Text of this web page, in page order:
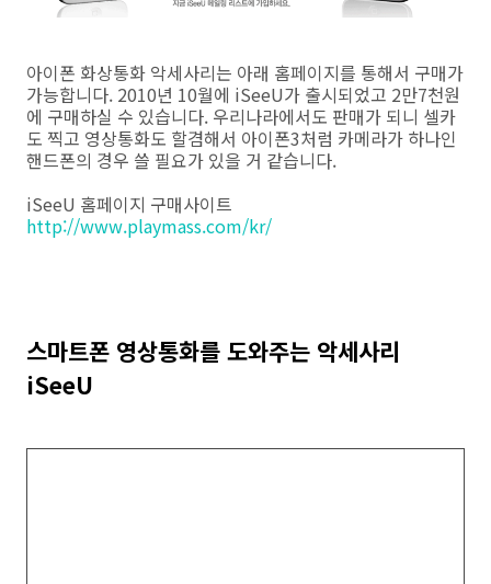
아이폰 화상통화 악세사리는 아래 홈페이지를 통해서 구매가
가능합니다. 2010년 10월에 iSeeU가 출시되었고 2만7천원
에 구매하실 수 있습니다. 우리나라에서도 판매가 되니 셀카
도 찍고 영상통화도 할겸해서 아이폰3처럼 카메라가 하나인
핸드폰의 경우 쓸 필요가 있을 거 같습니다.
iSeeU 홈페이지 구매사이트
http://www.playmass.com/kr/
스마트폰 영상통화를 도와주는 악세사리
iSeeU